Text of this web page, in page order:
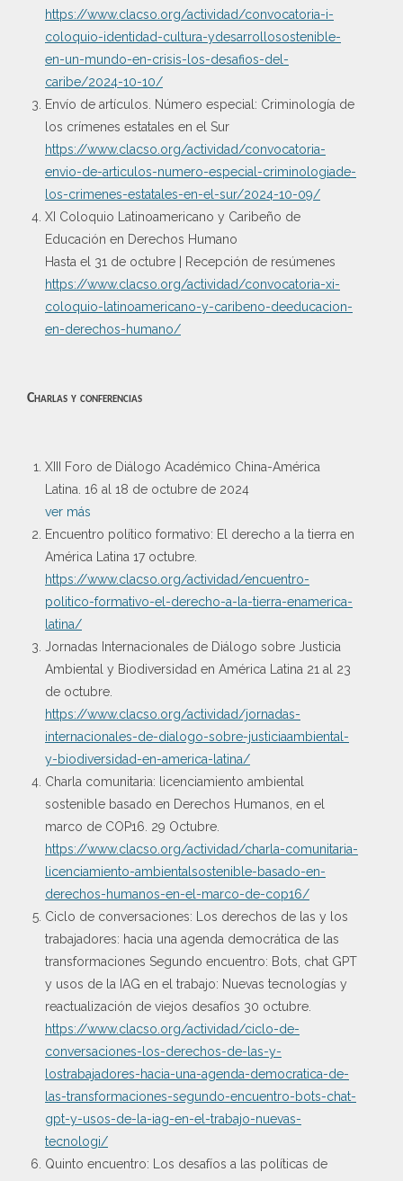
https://www.clacso.org/actividad/convocatoria-i-
coloquio-identidad-cultura-ydesarrollosostenible-
en-un-mundo-en-crisis-los-desafios-del-
caribe/2024-10-10/
Envío de artículos. Número especial: Criminología de
los crímenes estatales en el Sur
https://www.clacso.org/actividad/convocatoria-
envio-de-articulos-numero-especial-criminologiade-
los-crimenes-estatales-en-el-sur/2024-10-09/
XI Coloquio Latinoamericano y Caribeño de
Educación en Derechos Humano
Hasta el 31 de octubre | Recepción de resúmenes
https://www.clacso.org/actividad/convocatoria-xi-
coloquio-latinoamericano-y-caribeno-deeducacion-
en-derechos-humano/
Charlas y conferencias
XIII Foro de Diálogo Académico China-América
Latina. 16 al 18 de octubre de 2024
ver más
Encuentro político formativo: El derecho a la tierra en
América Latina 17 octubre.
https://www.clacso.org/actividad/encuentro-
politico-formativo-el-derecho-a-la-tierra-enamerica-
latina/
Jornadas Internacionales de Diálogo sobre Justicia
Ambiental y Biodiversidad en América Latina 21 al 23
de octubre.
https://www.clacso.org/actividad/jornadas-
internacionales-de-dialogo-sobre-justiciaambiental-
y-biodiversidad-en-america-latina/
Charla comunitaria: licenciamiento ambiental
sostenible basado en Derechos Humanos, en el
marco de COP16. 29 Octubre.
https://www.clacso.org/actividad/charla-comunitaria-
licenciamiento-ambientalsostenible-basado-en-
derechos-humanos-en-el-marco-de-cop16/
Ciclo de conversaciones: Los derechos de las y los
trabajadores: hacia una agenda democrática de las
transformaciones Segundo encuentro: Bots, chat GPT
y usos de la IAG en el trabajo: Nuevas tecnologías y
reactualización de viejos desafíos 30 octubre.
https://www.clacso.org/actividad/ciclo-de-
conversaciones-los-derechos-de-las-y-
lostrabajadores-hacia-una-agenda-democratica-de-
las-transformaciones-segundo-encuentro-bots-chat-
gpt-y-usos-de-la-iag-en-el-trabajo-nuevas-
tecnologi/
Quinto encuentro: Los desafíos a las políticas de